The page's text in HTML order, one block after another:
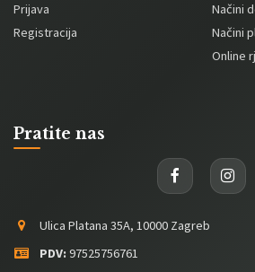
Prijava
Registracija
Načini
Načini
Online
Pratite nas
Ulica Platana 35A, 10000 Zagreb
PDV: 97525756761